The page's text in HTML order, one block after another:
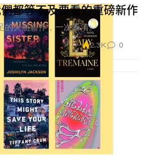
「展示過程」。穿搭影片會
，書不只被讀完，還要在鏡
是文章而不是影片，也變成
炫耀的重點不再只是你有品
構脈絡。
進化成全方位知識型 It-
政治電子報、精挑細選自己
眾」為傲。艱深冷門的引
一種證明：你真的與眾不
都等不及要看的重磅新作
的火熱新作，一次看清。
2.3K 0